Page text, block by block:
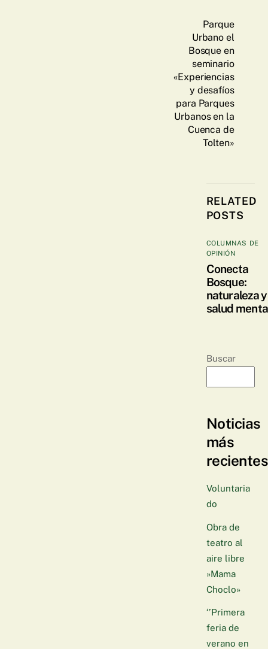
Parque
Urbano el
Bosque en
seminario
«Experiencias
y desafíos
para Parques
Urbanos en la
Cuenca de
Tolten»
RELATED
POSTS
COLUMNAS DE
OPINIÓN
Conecta
Bosque:
naturaleza y
salud
Buscar
Noticias
más
recientes
Voluntaria
do
Obra de
teatro al
aire libre
»Mama
Choclo»
‘’Primera
feria de
verano en